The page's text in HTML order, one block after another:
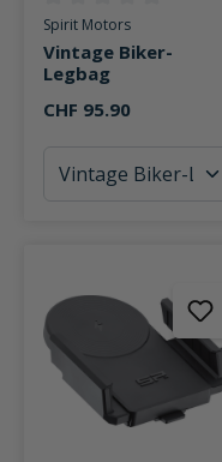
Durchschnittliche
Spirit Motors
Vintage Biker-
Legbag
CHF 95.90